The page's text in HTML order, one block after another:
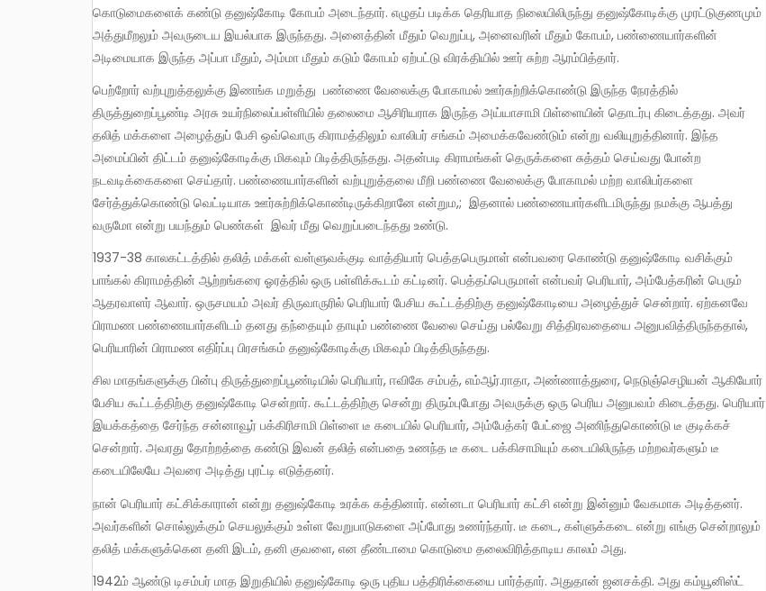
கொடுமைகளைக் கண்டு தனுஷ்கோடி கோபம் அடைந்தார். எழுதப் படிக்க தெரியாத நிலையிலிருந்து தனுஷ்கோடிக்கு முரட்டுகுணமும்
அத்துமீறலும் அவருடைய இயல்பாக இருந்தது. அனைத்தின் மீதும் வெறுப்பு, அனைவரின் மீதும் கோபம், பண்ணையார்களின்
அடிமையாக இருந்த அப்பா மீதும், அம்மா மீதும் கடும் கோபம் ஏற்பட்டு விரக்தியில் ஊர் சுற்ற ஆரம்பித்தார்.
பெற்றோர் வற்புறுத்தலுக்கு இணங்க மறுத்து பண்ணை வேலைக்கு போகாமல் ஊர்சுற்றிக்கொண்டு இருந்த நேரத்தில்
திருத்துறைப்பூண்டி அரசு உயர்நிலைப்பள்ளியில் தலைமை ஆசிரியராக இருந்த அய்யாசாமி பிள்ளையின் தொடர்பு கிடைத்தது. அவர்
தலித் மக்களை அழைத்துப் பேசி ஒவ்வொரு கிராமத்திலும் வாலிபர் சங்கம் அமைக்கவேண்டும் என்று வலியுறுத்தினார். இந்த
அமைப்பின் திட்டம் தனுஷ்கோடிக்கு மிகவும் பிடித்திருந்தது. அதன்படி கிராமங்கள் தெருக்களை சுத்தம் செய்வது போன்ற
நடவடிக்கைகளை செய்தார். பண்ணையார்களின் வற்புறுத்தலை மீறி பண்ணை வேலைக்கு போகாமல் மற்ற வாலிபர்களை
சேர்த்துக்கொண்டு வெட்டியாக ஊர்சுற்றிக்கொண்டிருக்கிறானே என்றும,; இதனால் பண்ணையார்களிடமிருந்து நமக்கு ஆபத்து
வருமோ என்று பயந்தும் பெண்கள் இவர் மீது வெறுப்படைந்தது உண்டு.
1937-38 காலகட்டத்தில் தலித் மக்கள் வள்ளுவக்குடி வாத்தியார் பெத்தபெருமாள் என்பவரை கொண்டு தனுஷ்கோடி வசிக்கும்
பாங்கல் கிராமத்தின் ஆற்றங்கரை ஓரத்தில் ஒரு பள்ளிக்கூடம் கட்டினர். பெத்தப்பெருமாள் என்பவர் பெரியார், அம்பேத்கரின் பெரும்
ஆதரவாளர் ஆவார். ஒருசமயம் அவர் திருவாருரில் பெரியார் பேசிய கூட்டத்திற்கு தனுஷ்கோடியை அழைத்துச் சென்றார். ஏற்கனவே
பிராமண பண்ணையார்களிடம் தனது தந்தையும் தாயும் பண்ணை வேலை செய்து பல்வேறு சித்திரவதையை அனுபவித்திருந்ததால்,
பெரியாரின் பிராமண எதிர்ப்பு பிரசங்கம் தனுஷ்கோடிக்கு மிகவும் பிடித்திருந்தது.
சில மாதங்களுக்கு பின்பு திருத்துறைப்பூண்டியில் பெரியார், ஈவிகே சம்பத், எம்ஆர்.ராதா, அண்ணாத்துரை, நெடுஞ்செழியன் ஆகியோர்
பேசிய கூட்டத்திற்கு தனுஷ்கோடி சென்றார். கூட்டத்திற்கு சென்று திரும்புபோது அவருக்கு ஒரு பெரிய அனுபவம் கிடைத்தது. பெரியார்
இயக்கத்தை சேர்ந்த சன்னாவூர் பக்கிரிசாமி பிள்ளை டீ கடையில் பெரியார், அம்பேத்கர் பேட்ஜை அணிந்துகொண்டு டீ குடிக்கச்
சென்றார். அவரது தோற்றத்தை கண்டு இவன் தலித் என்பதை உணந்த டீ கடை பக்கிசாமியும் கடையிலிருந்த மற்றவர்களும் டீ
கடையிலேயே அவரை அடித்து புரட்டி எடுத்தனர்.
நான் பெரியார் கட்சிக்காரான் என்று தனுஷ்கோடி உரக்க கத்தினார். என்னடா பெரியார் கட்சி என்று இன்னும் வேகமாக அடித்தனர்.
அவர்களின் சொல்லுக்கும் செயலுக்கும் உள்ள வேறுபாடுகளை அப்போது உணர்ந்தார். டீ கடை, கள்ளுக்கடை என்று எங்கு சென்றாலும்
தலித் மக்களுக்கென தனி இடம், தனி குவளை, என தீண்டாமை கொடுமை தலைவிரித்தாடிய காலம் அது.
1942ம் ஆண்டு டிசம்பர் மாத இறுதியில் தனுஷ்கோடி ஒரு புதிய பத்திரிக்கையை பார்த்தார். அதுதான் ஜனசக்தி. அது கம்யூனிஸ்ட்